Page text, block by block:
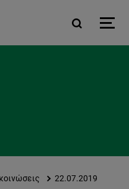
22.07.2019